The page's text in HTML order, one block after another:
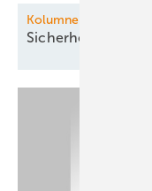
Kolumne: Auf ein Wort
Sicherheitslücke